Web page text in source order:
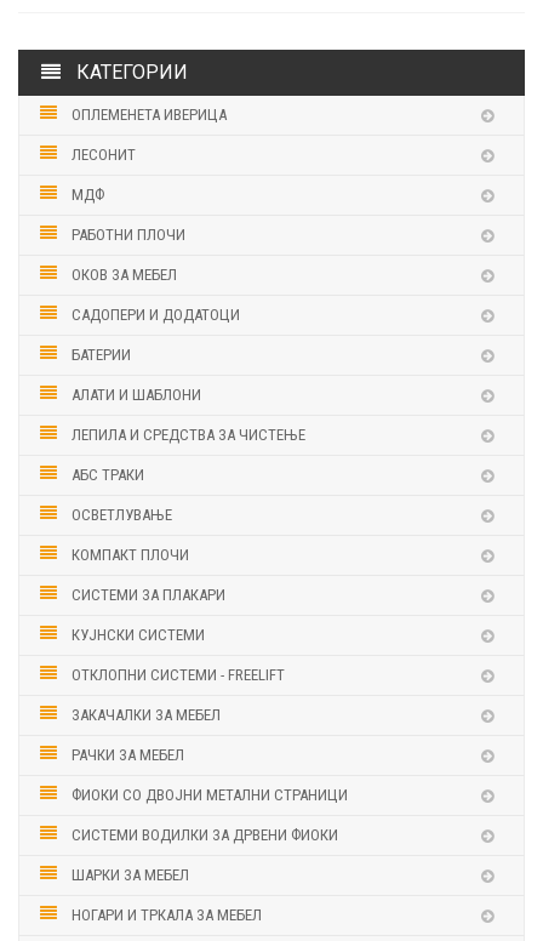
КАТЕГОРИИ
ОПЛЕМЕНЕТА ИВЕРИЦА
ЛЕСОНИТ
МДФ
РАБОТНИ ПЛОЧИ
ОКОВ ЗА МЕБЕЛ
САДОПЕРИ И ДОДАТОЦИ
БАТЕРИИ
АЛАТИ И ШАБЛОНИ
ЛЕПИЛА И СРЕДСТВА ЗА ЧИСТЕЊЕ
АБС ТРАКИ
ОСВЕТЛУВАЊЕ
КОМПАКТ ПЛОЧИ
СИСТЕМИ ЗА ПЛАКАРИ
КУЈНСКИ СИСТЕМИ
ОТКЛОПНИ СИСТЕМИ - FREELIFT
ЗАКАЧАЛКИ ЗА МЕБЕЛ
РАЧКИ ЗА МЕБЕЛ
ФИОКИ СО ДВОЈНИ МЕТАЛНИ СТРАНИЦИ
СИСТЕМИ ВОДИЛКИ ЗА ДРВЕНИ ФИОКИ
ШАРКИ ЗА МЕБЕЛ
НОГАРИ И ТРКАЛА ЗА МЕБЕЛ